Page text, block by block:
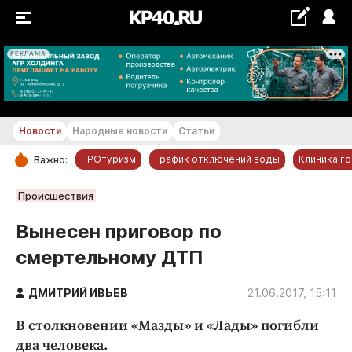
РЕКЛАМА
+19...+20 °С
РУБРИКИ
Новости компаний
Статьи
Народные новости
Благоустройство
Новости Народные новости Статьи
Важно: ПРОтуризм График отключений воды Клиника
Происшествия
Вынесен приговор по
смертельному ДТП
ДМИТРИЙ ИВЬЕВ 21.06.2017, 15:11
В столкновении «Мазды» и «Лады» погибли
два человека.